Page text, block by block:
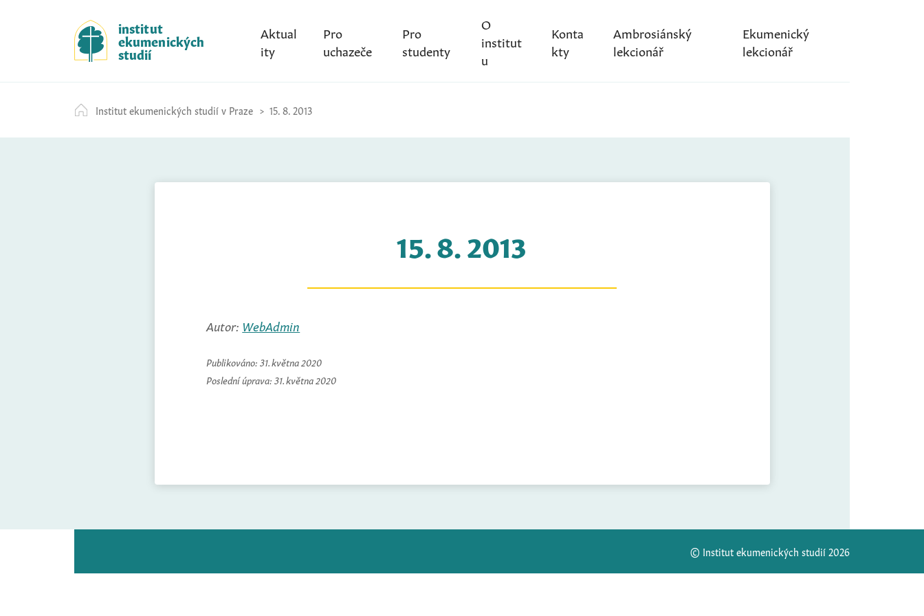
k
i
p
t
c
o
institut
ekumenických
studií
Aktual
ity
Pro
uchazeče
Pro
studenty
O
institut
u
Konta
kty
Ambrosiánský
lekcionář
Ekumenický
lekcionář
Institut ekumenických studií v Praze 15. 8. 2013
15. 8. 2013
Autor: WebAdmin
Publikováno: 31. května 2020
Poslední úprava: 31. května 2020
© Institut ekumenických studií 2026